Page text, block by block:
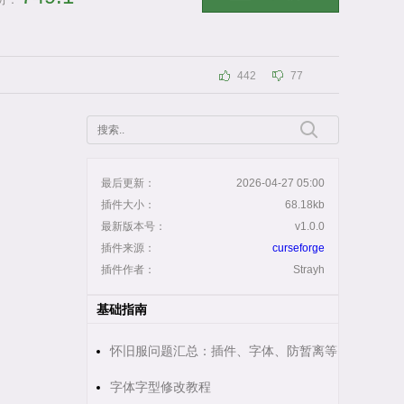
442 77
最后更新：
2026-04-27 05:00
插件大小：
68.18kb
最新版本号：
v1.0.0
插件来源：
curseforge
插件作者：
Strayh
基础指南
怀旧服问题汇总：插件、字体、防暂离等
字体字型修改教程